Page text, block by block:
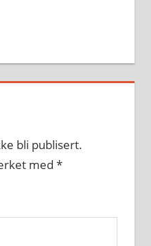
bli publisert.
med *